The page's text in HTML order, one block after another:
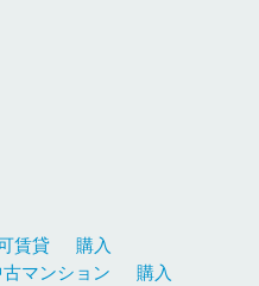
賃貸
購入
古マンション
購入